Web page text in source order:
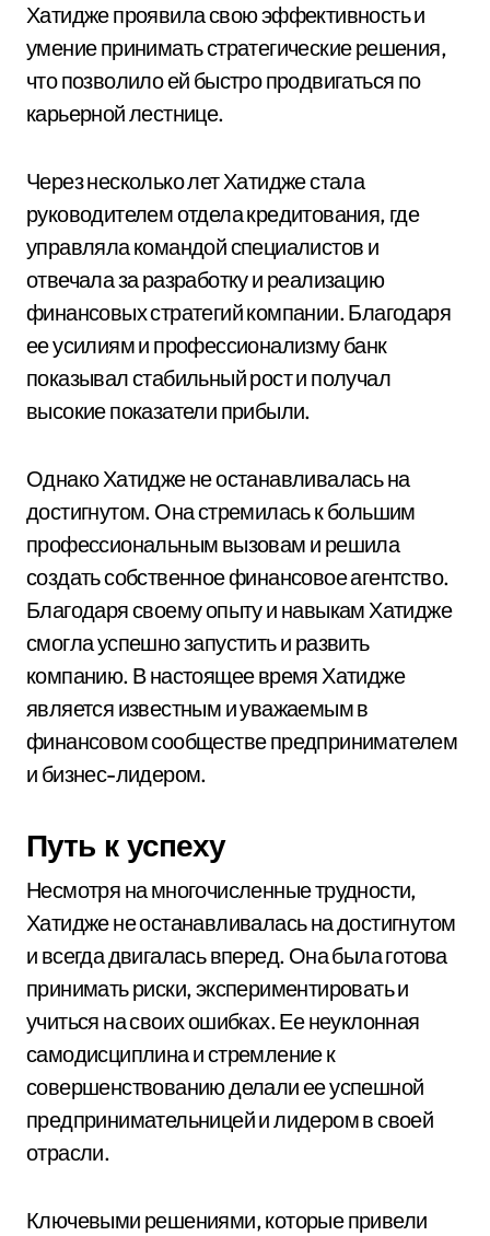
Хатидже проявила свою эффективность и
умение принимать стратегические решения,
что позволило ей быстро продвигаться по
карьерной лестнице.
Через несколько лет Хатидже стала
руководителем отдела кредитования, где
управляла командой специалистов и
отвечала за разработку и реализацию
финансовых стратегий компании. Благодаря
ее усилиям и профессионализму банк
показывал стабильный рост и получал
высокие показатели прибыли.
Однако Хатидже не останавливалась на
достигнутом. Она стремилась к большим
профессиональным вызовам и решила
создать собственное финансовое агентство.
Благодаря своему опыту и навыкам Хатидже
смогла успешно запустить и развить
компанию. В настоящее время Хатидже
является известным и уважаемым в
финансовом сообществе предпринимателем
и бизнес-лидером.
Путь к успеху
Несмотря на многочисленные трудности,
Хатидже не останавливалась на достигнутом
и всегда двигалась вперед. Она была готова
принимать риски, экспериментировать и
учиться на своих ошибках. Ее неуклонная
самодисциплина и стремление к
совершенствованию делали ее успешной
предпринимательницей и лидером в своей
отрасли.
Ключевыми решениями, которые привели